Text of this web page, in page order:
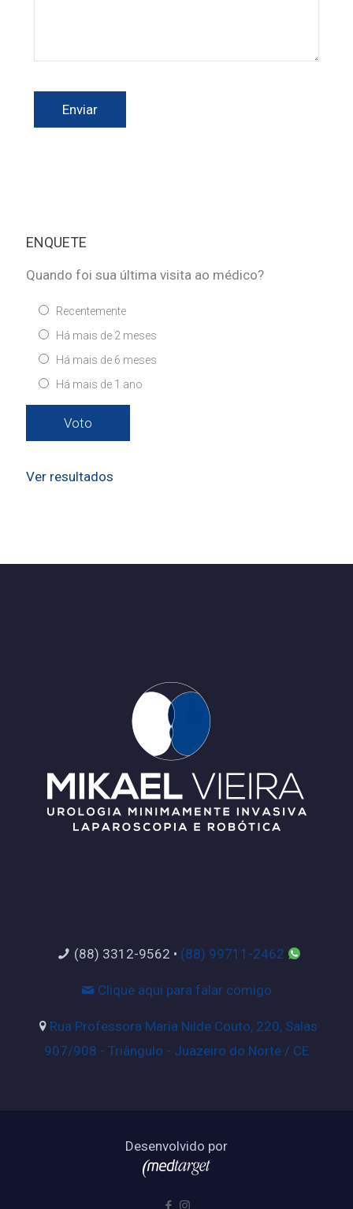
ENQUETE
Quando foi sua última visita ao médico?
Recentemente
Há mais de 2 meses
Há mais de 6 meses
Há mais de 1 ano
Ver resultados
(88) 3312-9562 • (88) 99711-2462
Clique aqui para falar comigo
Rua Professora Maria Nilde Couto, 220, Salas
907/908 - Triângulo - Juazeiro do Norte / CE
Desenvolvido por